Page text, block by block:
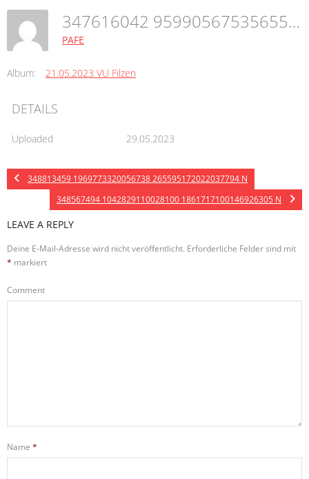
347616042 959905675356553 6661770708307925175 N
PAFE
Album: 21.05.2023 VU Filzen
DETAILS
Uploaded 29.05.2023
348813459 1969773320056738 265595172022037794 N
348567494 1042829110028100 1861717100146926305 N
LEAVE A REPLY
Deine E-Mail-Adresse wird nicht veröffentlicht. Erforderliche Felder sind mit
* markiert
Comment
Name *